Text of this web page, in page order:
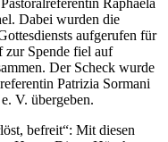
Raphaela
Dabei wurden die
aufgerufen für
Spende fiel auf
Der Scheck wurde
Patrizia Sormani
V. übergeben.
befreit“: Mit diesen